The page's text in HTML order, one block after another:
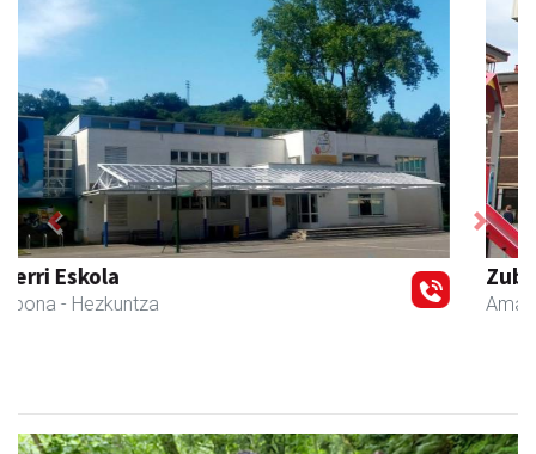
Zubimusu Ikastola
Amasa-Villabona
Previous Next